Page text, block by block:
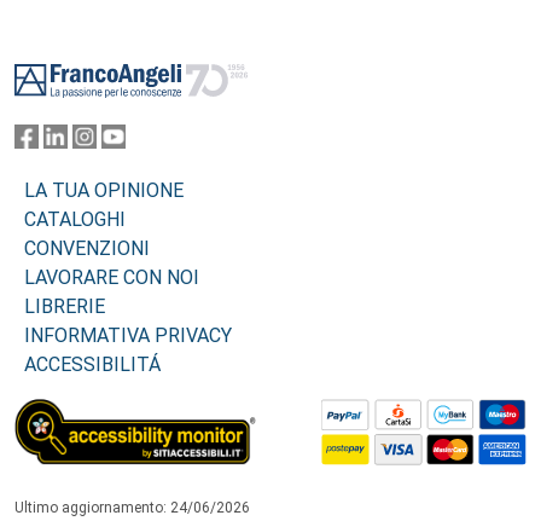
LA TUA OPINIONE
CATALOGHI
CONVENZIONI
LAVORARE CON NOI
LIBRERIE
INFORMATIVA PRIVACY
ACCESSIBILITÁ
Ultimo aggiornamento: 24/06/2026